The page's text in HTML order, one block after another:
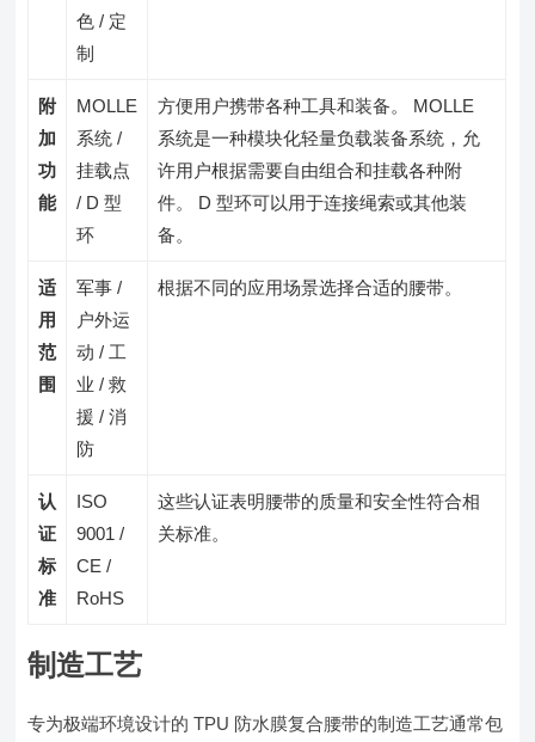
色 / 定
制
附
加
功
能
MOLLE
系统 /
挂载点
/ D 型
环
方便用户携带各种工具和装备。 MOLLE
系统是一种模块化轻量负载装备系统，允
许用户根据需要自由组合和挂载各种附
件。 D 型环可以用于连接绳索或其他装
备。
适
用
范
围
军事 /
户外运
动 / 工
业 / 救
援 / 消
防
根据不同的应用场景选择合适的腰带。
认
证
标
准
ISO
9001 /
CE /
RoHS
这些认证表明腰带的质量和安全性符合相
关标准。
制造工艺
专为极端环境设计的 TPU 防水膜复合腰带的制造工艺通常包